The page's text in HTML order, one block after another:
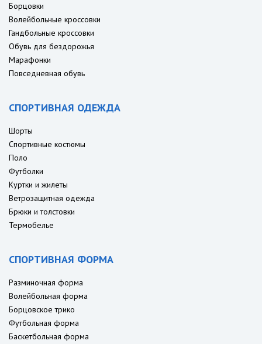
Борцовки
Волейбольные кроссовки
Гандбольные кроссовки
Обувь для бездорожья
Марафонки
Повседневная обувь
СПОРТИВНАЯ ОДЕЖДА
Шорты
Спортивные костюмы
Поло
Футболки
Куртки и жилеты
Ветрозащитная одежда
Брюки и толстовки
Термобелье
СПОРТИВНАЯ ФОРМА
Разминочная форма
Волейбольная форма
Борцовское трико
Футбольная форма
Баскетбольная форма